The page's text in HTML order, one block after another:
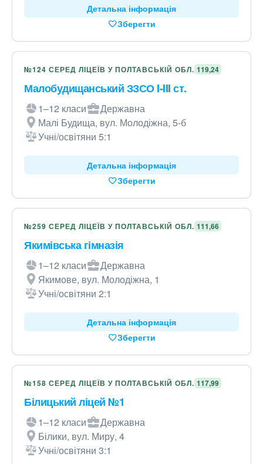
Детальна інформація
Зберегти
№124 СЕРЕД ЛІЦЕЇВ У ПОЛТАВСЬКІЙ ОБЛ. 119,24
Малобудищанський ЗЗСО I-III ст.
1–12 класи
Державна
Малі Будища, вул. Молодіжна, 5-б
Учні/освітяни 5:1
Детальна інформація
Зберегти
№259 СЕРЕД ЛІЦЕЇВ У ПОЛТАВСЬКІЙ ОБЛ. 111,66
Якимівська гімназія
1–12 класи
Державна
Якимове, вул. Молодіжна, 1
Учні/освітяни 2:1
Детальна інформація
Зберегти
№158 СЕРЕД ЛІЦЕЇВ У ПОЛТАВСЬКІЙ ОБЛ. 117,99
Білицький ліцей №1
1–12 класи
Державна
Білики, вул. Миру, 4
Учні/освітяни 3:1